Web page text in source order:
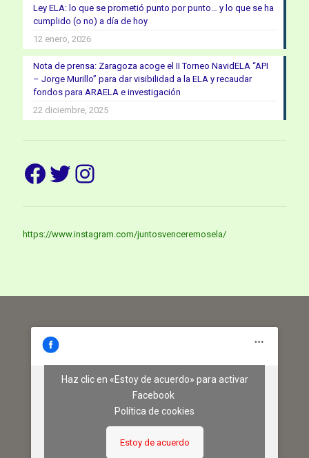
Ley ELA: lo que se prometió punto por punto… y lo que se ha
cumplido (o no) a día de hoy
12 enero, 2026
Nota de prensa: Zaragoza acoge el II Torneo NavidELA “API
– Jorge Murillo” para dar visibilidad a la ELA y recaudar
fondos para ARAELA e investigación
22 diciembre, 2025
Facebook
Twitter
Instagram
https://www.instagram.com/juntosvenceremosela/
Haz clic en «Estoy de acuerdo» para activar
Facebook
Política de cookies
Estoy de acuerdo